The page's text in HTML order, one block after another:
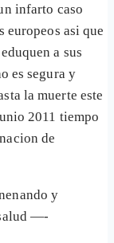
infarto caso
europeos asi que
a sus
es segura y
la muerte este
2011 tiempo
de
y
—-